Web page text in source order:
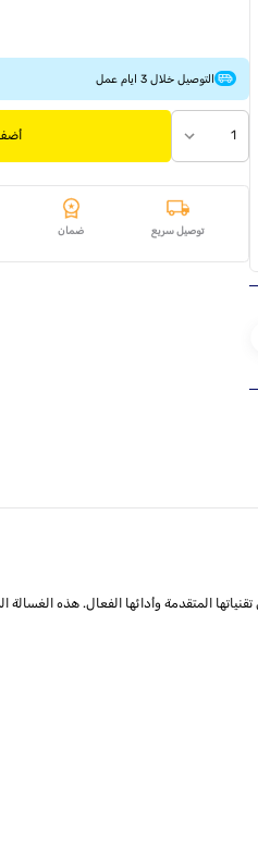
التوصيل خلال 3 ايام عمل
1 أضف
توصيل سريع ضمان
المتقدمة وأدائها الفعال. هذه